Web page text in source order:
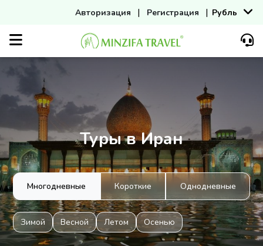
Авторизация | Регистрация | Рубль
Туры в Иран
Многодневные Короткие Однодневные
Зимой Весной Летом Осенью